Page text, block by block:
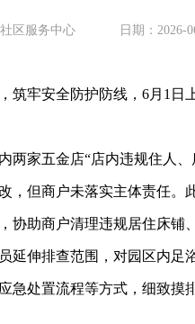
区服务中心 日期：2026-
牢安全防护防线，6月1日
家五金店“店内违规住人、
，但商户未落实主体责任
助商户清理违规居住床铺
延伸排查范围，对园区内
处置流程等方式，细致摸